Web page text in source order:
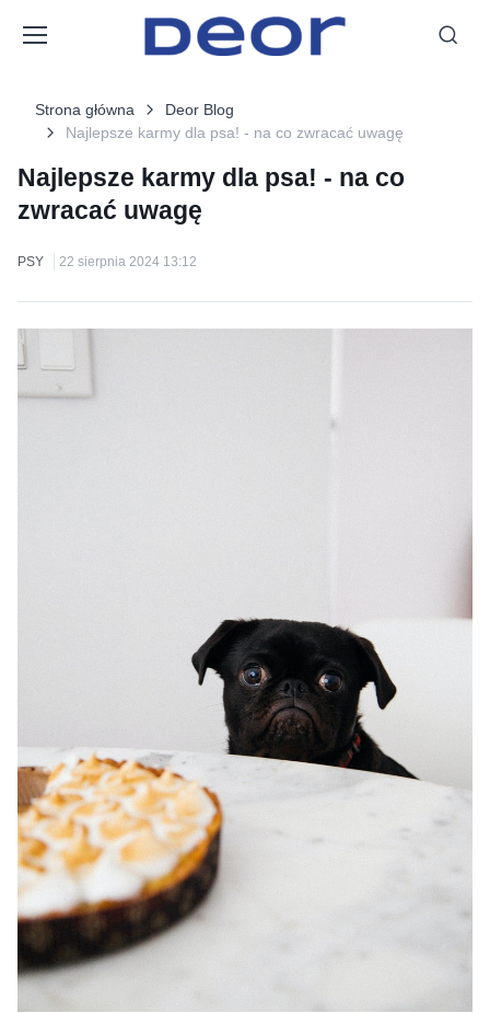
Strona główna
Deor Blog
Najlepsze karmy dla psa! - na co zwracać uwagę
Najlepsze karmy dla psa! - na co
zwracać uwagę
PSY 22 sierpnia 2024 13:12